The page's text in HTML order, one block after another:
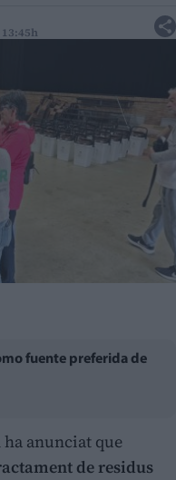
fuente preferida de
ha anunciat que
de residus